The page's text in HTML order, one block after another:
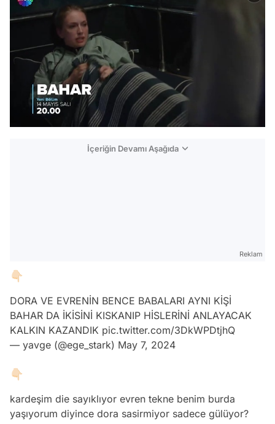
İçeriğin Devamı Aşağıda
Reklam
👇🏻
DORA VE EVRENİN BENCE BABALARI AYNI KİŞİ
BAHAR DA İKİSİNİ KISKANIP HİSLERİNİ ANLAYACAK
KALKIN KAZANDIK pic.twitter.com/3DkWPDtjhQ
— yavge (@ege_stark) May 7, 2024
👇🏻
kardeşim die sayıklıyor evren tekne benim burda
yaşıyorum diyince dora sasirmiyor sadece gülüyor?